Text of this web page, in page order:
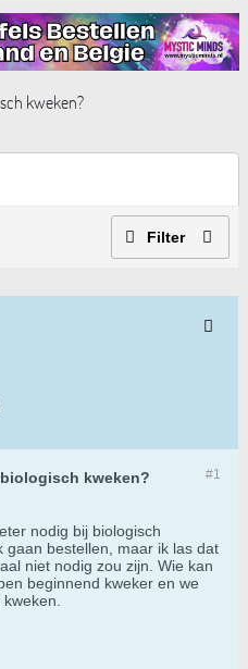
kweken?
Filter
#1
kweken?
nodig bij biologisch
gaan bestellen, maar ik las dat
niet nodig zou zijn. Wie kan
beginnend kweker en we